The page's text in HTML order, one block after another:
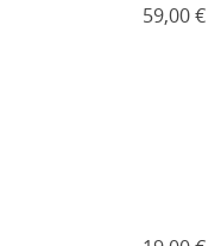
59,00 €